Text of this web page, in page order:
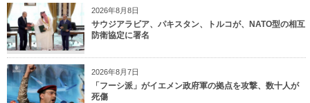
2026年8月8日
サウジアラビア、パキスタン、トルコが、NATO型の相互
防衛協定に署名
2026年8月7日
「フーシ派」がイエメン政府軍の拠点を攻撃、数十人が
死傷